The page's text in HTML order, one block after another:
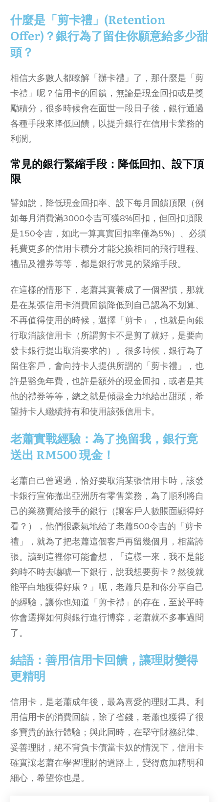
什麼是「剪卡禮」(Retention
Offer)？銀行為了留住你願意給多少甜
頭？
相信大多數人都瞭解「辦卡禮」了，那什麼是「剪
卡禮」呢？信用卡的回饋，無論是現金回扣或是獎
勵積分，很多時候會在面世一段日子後，銀行通過
各種手段來降低回饋，以提升銀行在信用卡業務的
利潤。
常見的銀行緊縮手段：降低回扣、設下頂
限
譬如說，降低現金回扣率、設下每月回饋頂限（例
如每月消費滿3000令吉可獲8%回扣，但回扣頂限
是150令吉，如此一算真實回扣率僅為5%）、必須
耗費更多的信用卡積分才能兌換相同的飛行哩程、
禮品及禮券等等，都是銀行常見的緊縮手段。
在這樣的情形下，老蕭其實養成了一個習慣，那就
是在某張信用卡消費回饋降低到自己認為不划算、
不再值得使用的時候，選擇「剪卡」，也就是向銀
行取消該信用卡（所謂剪卡不是剪了就好，是要向
發卡銀行提出取消要求的）。很多時候，銀行為了
留住客戶，會向持卡人提供所謂的「剪卡禮」，也
許是豁免年費，也許是額外的現金回扣，或者是其
他的禮券等等，總之就是傾盡全力地給出甜頭，希
望持卡人繼續持有和使用該張信用卡。
老蕭實戰經驗：為了挽留我，銀行竟
送出 RM500 現金！
老蕭自己曾遇過，恰好要取消某張信用卡時，該發
卡銀行宣佈撤出亞洲所有零售業務，為了順利將自
己的業務賣給接手的銀行（讓客戶人數賬面顯得好
看？），他們很豪氣地給了老蕭500令吉的「剪卡
禮」，就為了把老蕭這個客戶再留幾個月，相當誇
張。讀到這裡你可能會想，「這樣一來，我不是能
夠時不時去嚇唬一下銀行，說我想要剪卡？然後就
能平白地獲得好康？」呃，老蕭只是和你分享自己
的經驗，讓你也知道「剪卡禮」的存在，至於平時
你會選擇如何與銀行進行博弈，老蕭就不多事過問
了。
結語：善用信用卡回饋，讓理財變得
更精明
信用卡，是老蕭成年後，最為喜愛的理財工具。利
用信用卡的消費回饋，除了省錢，老蕭也獲得了很
多寶貴的旅行體驗；與此同時，在堅守財務紀律、
妥善理財，絕不背負卡債當卡奴的情況下，信用卡
確實讓老蕭在學習理財的道路上，變得愈加精明和
細心，希望你也是。